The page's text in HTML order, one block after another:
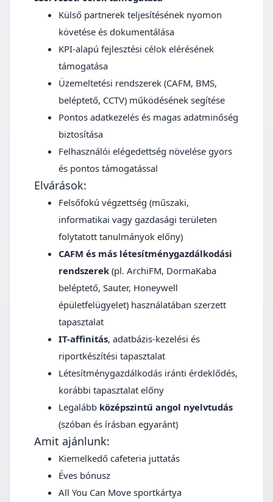
Külső partnerek teljesítésének nyomon
követése és dokumentálása
KPI-alapú fejlesztési célok elérésének
támogatása
Üzemeltetési rendszerek (CAFM, BMS,
beléptető, CCTV) működésének segítése
Pontos adatkezelés és magas adatminőség
biztosítása
Felhasználói elégedettség növelése gyors
és pontos támogatással
Elvárások:
Felsőfokú végzettség (műszaki,
informatikai vagy gazdasági területen
folytatott tanulmányok előny)
CAFM és más létesítménygazdálkodási
rendszerek (pl. ArchiFM, DormaKaba
beléptető, Sauter, Honeywell
épületfelügyelet) használatában szerzett
tapasztalat
IT-affinitás, adatbázis-kezelési és
riportkészítési tapasztalat
Létesítménygazdálkodás iránti érdeklődés,
korábbi tapasztalat előny
Legalább középszintű angol nyelvtudás
(szóban és írásban egyaránt)
Amit ajánlunk:
Kiemelkedő cafeteria juttatás
Éves bónusz
All You Can Move sportkártya